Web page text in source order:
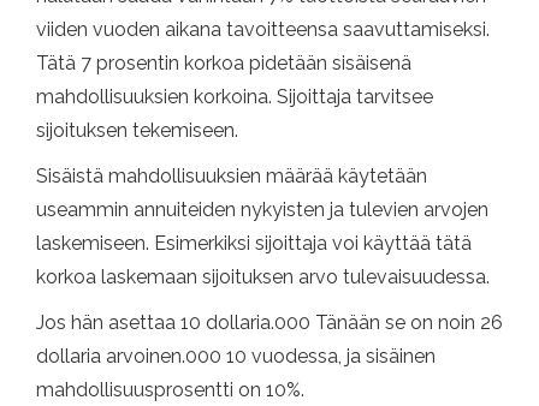
viiden vuoden aikana tavoitteensa saavuttamiseksi.
Tätä 7 prosentin korkoa pidetään sisäisenä
mahdollisuuksien korkoina. Sijoittaja tarvitsee
sijoituksen tekemiseen.
Sisäistä mahdollisuuksien määrää käytetään
useammin annuiteiden nykyisten ja tulevien arvojen
laskemiseen. Esimerkiksi sijoittaja voi käyttää tätä
korkoa laskemaan sijoituksen arvo tulevaisuudessa.
Jos hän asettaa 10 dollaria.000 Tänään se on noin 26
dollaria arvoinen.000 10 vuodessa, ja sisäinen
mahdollisuusprosentti on 10%.